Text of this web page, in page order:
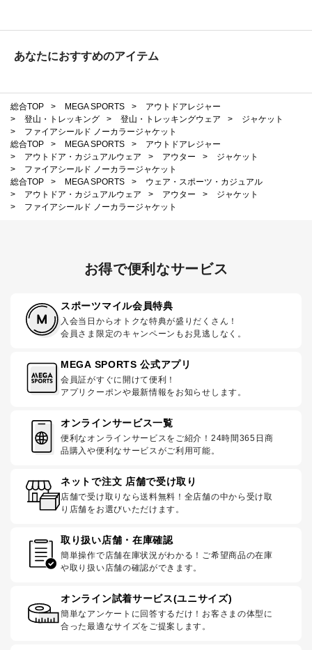
あなたにおすすめのアイテム
総合TOP > MEGA SPORTS >
アウトドアレジャー
>
登山・トレッキング > 登山・トレッキングウェア >
ジャケット
>
ファイアシールド ノーカラージャケット
総合TOP
> MEGA SPORTS >
アウトドアレジャー
>
アウトドア・カジュアルウェア > アウター >
ジャケット
>
ファイアシールド ノーカラージャケット
総合TOP
> MEGA SPORTS >
ウェア・スポーツ・カジュアル
>
アウトドア・カジュアルウェア > アウター >
ジャケット
>
ファイアシールド ノーカラージャケット
お得で便利なサービス
スポーツマイル会員特典
入会当日からオトクな特典が盛りだくさん！
会員さま限定のキャンペーンもお見逃しなく。
MEGA SPORTS 公式アプリ
会員証がすぐに開けて便利！
アプリクーポンや最新情報をお知らせします。
オンラインサービス一覧
便利なオンラインサービスをご紹介！24時間365日商
品購入や便利なサービスがご利用可能。
ネットで注文 店舗で受け取り
店舗で受け取りなら送料無料！全店舗の中から受け取
り店舗をお選びいただけます。
取り扱い店舗・在庫確認
簡単操作で店舗在庫状況がわかる！ご希望商品の在庫
や取り扱い店舗の確認ができます。
オンライン試着サービス(ユニサイズ)
簡単なアンケートに回答するだけ！お客さまの体型に
合った最適なサイズをご提案します。